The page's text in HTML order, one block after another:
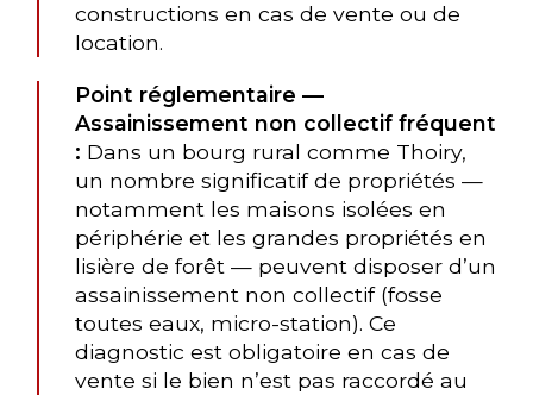
constructions en cas de vente ou de
location.
Point réglementaire —
Assainissement non collectif fréquent
: Dans un bourg rural comme Thoiry,
un nombre significatif de propriétés —
notamment les maisons isolées en
périphérie et les grandes propriétés en
lisière de forêt — peuvent disposer d’un
assainissement non collectif (fosse
toutes eaux, micro-station). Ce
diagnostic est obligatoire en cas de
vente si le bien n’est pas raccordé au